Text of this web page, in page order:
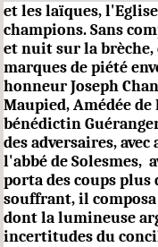
et les laïques,
champions. Sans
et nuit sur la
marques de piété
honneur Joseph
Maupied, Amédée
bénédictin
des adversaires,
l'abbé de Solesmes,
porta des coups
souffrant, il
dont la lumineuse
incertitudes du